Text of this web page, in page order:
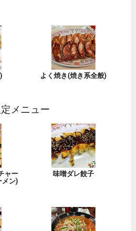
よく焼き(焼き系全般)
メニュー
ャー
メン)
味噌ダレ餃子